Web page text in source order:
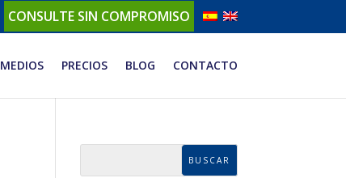
CONSULTE SIN COMPROMISO
MEDIOS PRECIOS BLOG CONTACTO